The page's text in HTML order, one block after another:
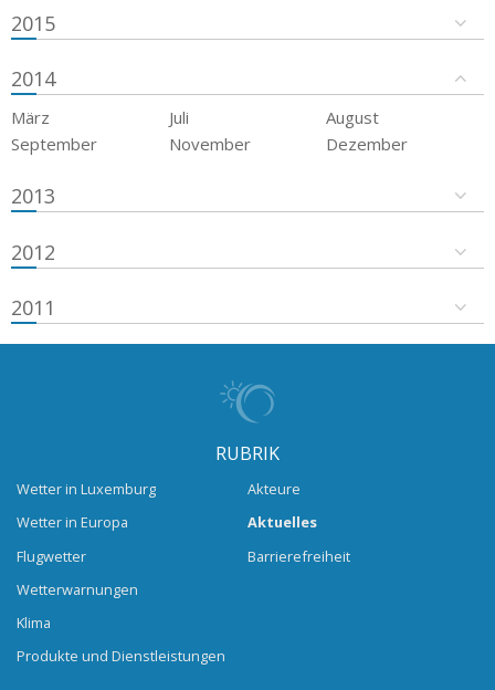
2015
2014
März Juli
August
September
November Dezember
2013
2012
2011
RUBRIK
Wetter in Luxemburg
Wetter in Europa
Flugwetter
Wetterwarnungen
Klima
Produkte und Dienstleistungen
Akteure
Aktuelles
Barrierefreiheit